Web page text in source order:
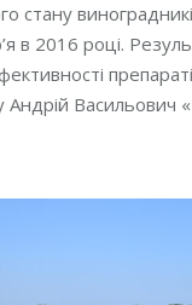
стану
в 2016 році.
Андрій Васильович